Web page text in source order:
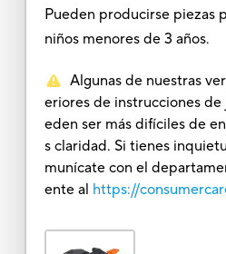
Pueden producirse piezas
niños menores de 3 años.
Algunas de nuestras
eriores de instrucciones
eden ser más difíciles de
s claridad. Si tienes
munícate con el
ente al https://